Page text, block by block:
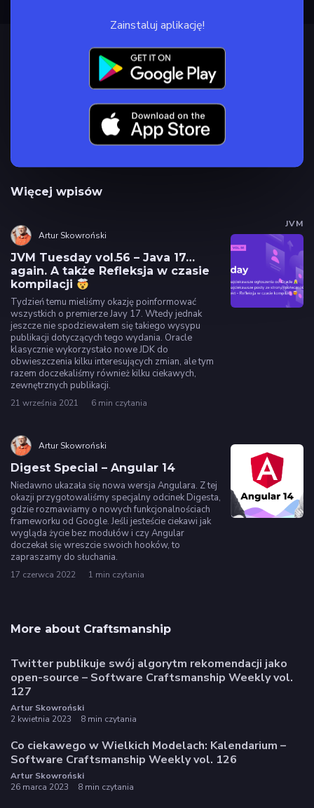
Zainstaluj aplikację!
Więcej wpisów
JVM
Artur Skowroński
JVM Tuesday vol.56 – Java 17…
again. A także Refleksja w czasie
kompilacji
Tydzień temu mieliśmy okazję poinformować
wszystkich o premierze Javy 17. Wtedy jednak
jeszcze nie spodziewałem się takiego wysypu
publikacji dotyczących tego wydania. Oracle
klasycznie wykorzystało nowe JDK do
obwieszczenia kilku interesujących zmian, ale tym
razem doczekaliśmy również kilku ciekawych,
zewnętrznych publikacji.
21 września 2021 6 min czytania
Artur Skowroński
Digest Special – Angular 14
Niedawno ukazała się nowa wersja Angulara. Z tej
okazji przygotowaliśmy specjalny odcinek Digesta,
gdzie rozmawiamy o nowych funkcjonalnościach
frameworku od Google. Jeśli jesteście ciekawi jak
wygląda życie bez modułów i czy Angular
doczekał się wreszcie swoich hooków, to
zapraszamy do słuchania.
17 czerwca 2022 1 min czytania
More about Craftsmanship
Twitter publikuje swój algorytm rekomendacji jako
open-source – Software Craftsmanship Weekly vol.
127
Artur Skowroński
2 kwietnia 2023
8 min czytania
Co ciekawego w Wielkich Modelach: Kalendarium –
Software Craftsmanship Weekly vol. 126
Artur Skowroński
26 marca 2023
8 min czytania